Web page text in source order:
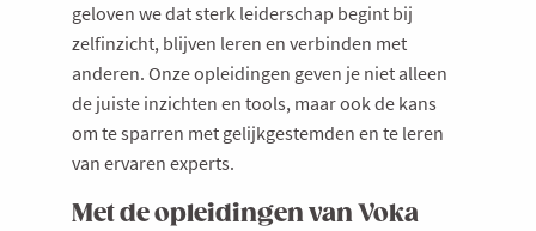
geloven we dat sterk leiderschap begint bij
zelfinzicht, blijven leren en verbinden met
anderen. Onze opleidingen geven je niet alleen
de juiste inzichten en tools, maar ook de kans
om te sparren met gelijkgestemden en te leren
van ervaren experts.
Met de opleidingen van Voka